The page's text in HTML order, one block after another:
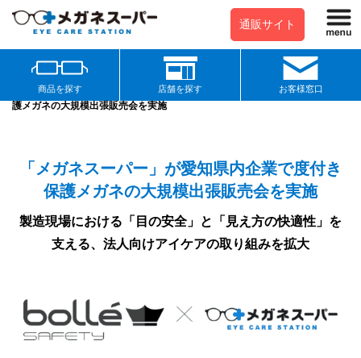
通販サイト
商品を探す 店舗を探す お客様窓口
メガネスーパー>
「メガネスーパー」が愛知県内企業で度付き保
護メガネの大規模出張販売会を実施
「メガネスーパー」が愛知県内企業で度付き
保護メガネの大規模出張販売会を実施
製造現場における「目の安全」と「見え方の快適性」を
支える、法人向けアイケアの取り組みを拡大